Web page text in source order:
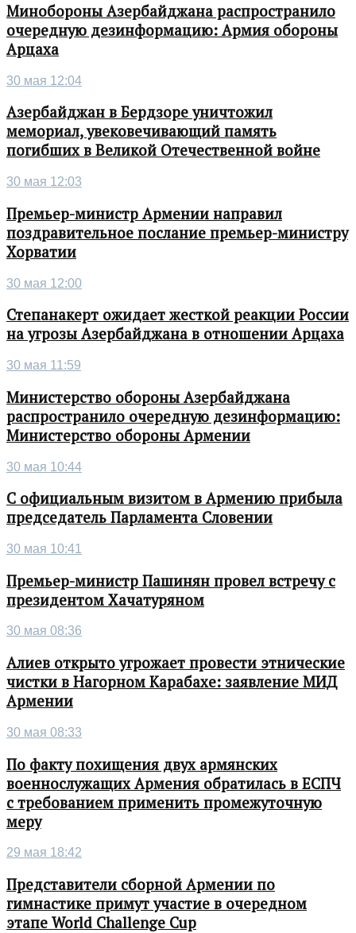
Минобороны Азербайджана распространило
очередную дезинформацию: Армия обороны
Арцаха
30 мая 12:04
Азербайджан в Бердзоре уничтожил
мемориал, увековечивающий память
погибших в Великой Отечественной войне
30 мая 12:03
Премьер-министр Армении направил
поздравительное послание премьер-министру
Хорватии
30 мая 12:00
Степанакерт ожидает жесткой реакции России
на угрозы Азербайджана в отношении Арцаха
30 мая 11:59
Министерство обороны Азербайджана
распространило очередную дезинформацию:
Министерство обороны Армении
30 мая 10:44
С официальным визитом в Армению прибыла
председатель Парламента Словении
30 мая 10:41
Премьер-министр Пашинян провел встречу с
президентом Хачатуряном
30 мая 08:36
Алиев открыто угрожает провести этнические
чистки в Нагорном Карабахе: заявление МИД
Армении
30 мая 08:33
По факту похищения двух армянских
военнослужащих Армения обратилась в ЕСПЧ
с требованием применить промежуточную
меру
29 мая 18:42
Представители сборной Армении по
гимнастике примут участие в очередном
этапе World Challenge Cup